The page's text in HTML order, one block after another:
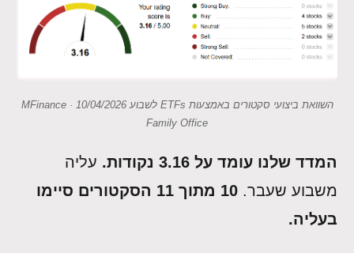
השוואת ביצועי סקטורים באמצעות ETFs לשבוע 10/04/2026 · MFinance
Family Office
המדד שלנו עומד על 3.16 נקודות.
עליה
משבוע שעבר.
10 מתוך 11 הסקטורים סיימו
בעליה.